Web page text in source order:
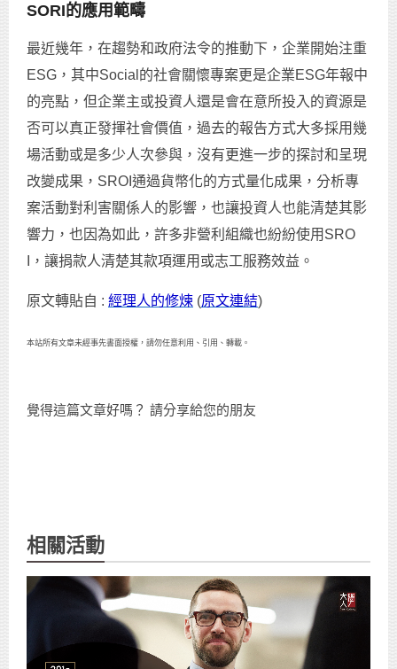
SORI的應用範疇
最近幾年，在趨勢和政府法令的推動下，企業開始注重
ESG，其中Social的社會關懷專案更是企業ESG年報中
的亮點，但企業主或投資人還是會在意所投入的資源是
否可以真正發揮社會價值，過去的報告方式大多採用幾
場活動或是多少人次參與，沒有更進一步的探討和呈現
改變成果，SROI通過貨幣化的方式量化成果，分析專
案活動對利害關係人的影響，也讓投資人也能清楚其影
響力，也因為如此，許多非營利組織也紛紛使用SRO
I，讓捐款人清楚其款項運用或志工服務效益。
原文轉貼自 : 經理人的修煉 (原文連結)
本站所有文章未經事先書面授權，請勿任意利用、引用、轉載。
覺得這篇文章好嗎？ 請分享給您的朋友
相關活動